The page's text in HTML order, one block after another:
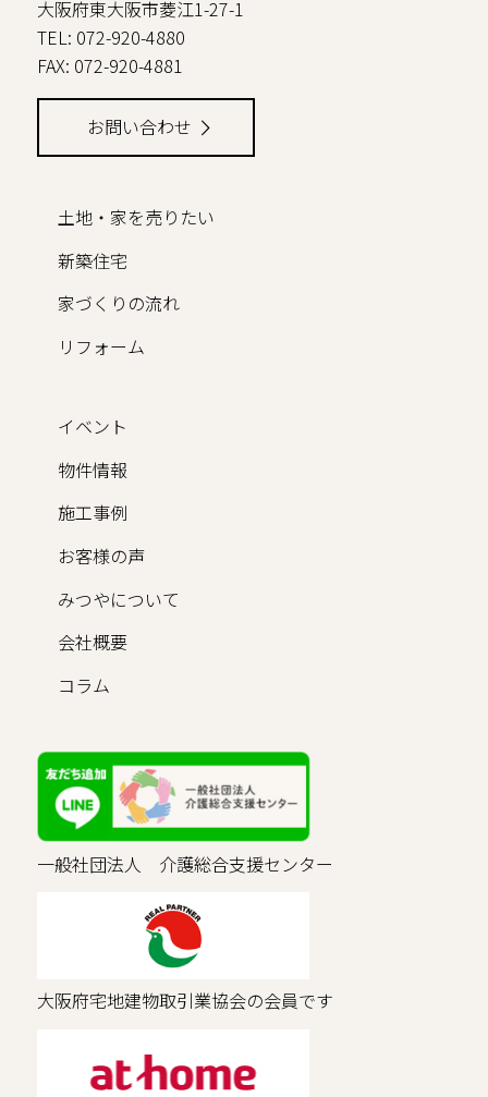
大阪府東大阪市菱江1-27-1
TEL: 072-920-4880
FAX: 072-920-4881
お問い合わせ
土地・家を売りたい
新築住宅
家づくりの流れ
リフォーム
イベント
物件情報
施工事例
お客様の声
みつやについて
会社概要
コラム
一般社団法人 介護総合支援センター
大阪府宅地建物取引業協会の会員です